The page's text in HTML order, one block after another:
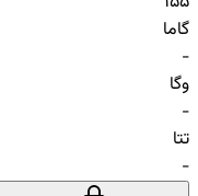
گاما
-
وگا
-
تتا
-